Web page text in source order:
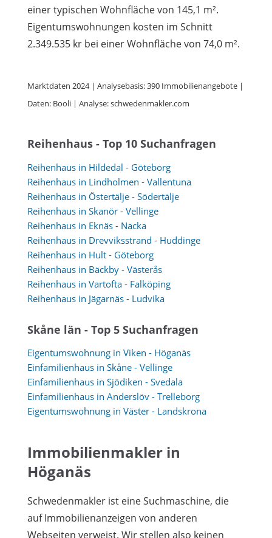
einer typischen Wohnfläche von 145,1 m².
Eigentumswohnungen kosten im Schnitt
2.349.535 kr bei einer Wohnfläche von 74,0 m².
Marktdaten 2024 | Analysebasis: 390 Immobilienangebote |
Daten: Booli | Analyse: schwedenmakler.com
Reihenhaus - Top 10 Suchanfragen
Reihenhaus in Hildedal - Göteborg
Reihenhaus in Lindholmen - Vallentuna
Reihenhaus in Östertälje - Södertälje
Reihenhaus in Skanör - Vellinge
Reihenhaus in Eknäs - Nacka
Reihenhaus in Drevviksstrand - Huddinge
Reihenhaus in Hult - Göteborg
Reihenhaus in Bäckby - Västerås
Reihenhaus in Vartofta - Falköping
Reihenhaus in Jägarnäs - Ludvika
Skåne län - Top 5 Suchanfragen
Eigentumswohnung in Viken - Höganäs
Einfamilienhaus in Skåne - Vellinge
Einfamilienhaus in Sjödiken - Svedala
Einfamilienhaus in Anderslöv - Trelleborg
Eigentumswohnung in Väster - Landskrona
Immobilienmakler in
Höganäs
Schwedenmakler ist eine Suchmaschine, die
auf Immobilienanzeigen von anderen
Webseiten verweist. Wir stellen also keinen